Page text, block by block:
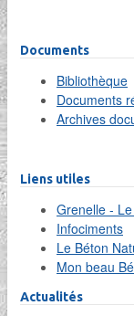
Documents
Bibliothèque
Documents
Archives
Liens utiles
Grenelle -
Infociments
Le Béton
Mon beau
Actualités